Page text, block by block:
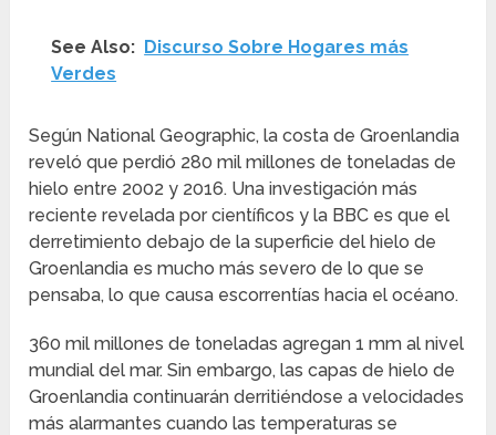
See Also: Discurso Sobre Hogares más
Verdes
Según National Geographic, la costa de Groenlandia
reveló que perdió 280 mil millones de toneladas de
hielo entre 2002 y 2016. Una investigación más
reciente revelada por científicos y la BBC es que el
derretimiento debajo de la superficie del hielo de
Groenlandia es mucho más severo de lo que se
pensaba, lo que causa escorrentías hacia el océano.
360 mil millones de toneladas agregan 1 mm al nivel
mundial del mar. Sin embargo, las capas de hielo de
Groenlandia continuarán derritiéndose a velocidades
más alarmantes cuando las temperaturas se